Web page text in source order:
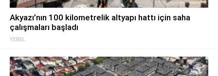
YEREL
Akyazı’nın 100 kilometrelik altyapı hattı için saha
çalışmaları başladı